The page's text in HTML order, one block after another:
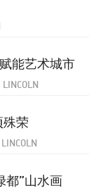
能艺术城市
LINCOLN
殊荣
LINCOLN
都”山水画